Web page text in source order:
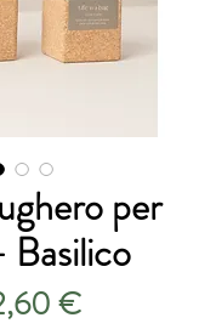
per
€Prezzo